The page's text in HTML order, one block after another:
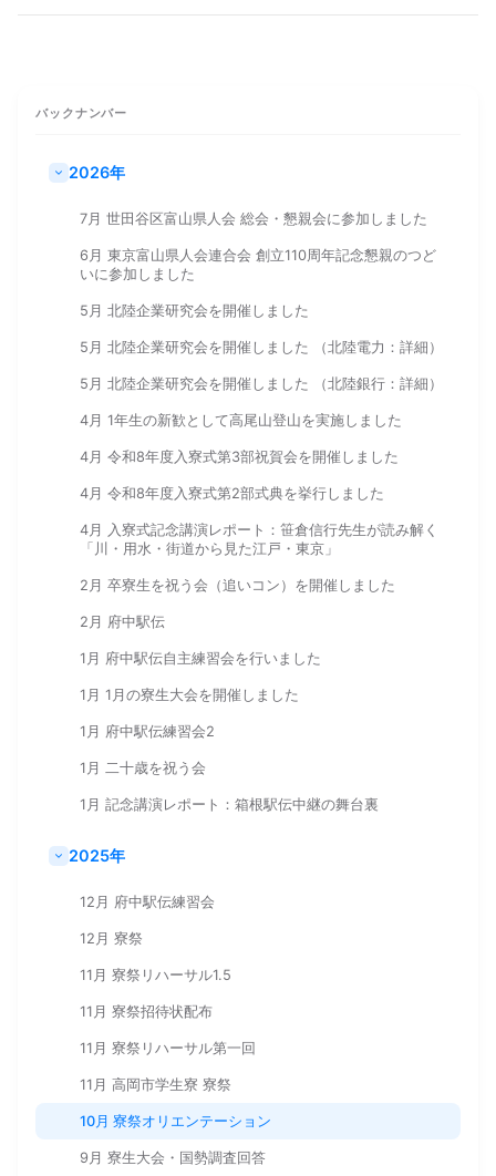
バックナンバー
2026年
7月 世田谷区富山県人会 総会・懇親会に参加しました
6月 東京富山県人会連合会 創立110周年記念懇親のつど
いに参加しました
5月 北陸企業研究会を開催しました
5月 北陸企業研究会を開催しました （北陸電力：詳細）
5月 北陸企業研究会を開催しました （北陸銀行：詳細）
4月 1年生の新歓として高尾山登山を実施しました
4月 令和8年度入寮式第3部祝賀会を開催しました
4月 令和8年度入寮式第2部式典を挙行しました
4月 入寮式記念講演レポート：笹倉信行先生が読み解く
「川・用水・街道から見た江戸・東京」
2月 卒寮生を祝う会（追いコン）を開催しました
2月 府中駅伝
1月 府中駅伝自主練習会を行いました
1月 1月の寮生大会を開催しました
1月 府中駅伝練習会2
1月 二十歳を祝う会
1月 記念講演レポート：箱根駅伝中継の舞台裏
2025年
12月 府中駅伝練習会
12月 寮祭
11月 寮祭リハーサル1.5
11月 寮祭招待状配布
11月 寮祭リハーサル第一回
11月 高岡市学生寮 寮祭
10月 寮祭オリエンテーション
9月 寮生大会・国勢調査回答